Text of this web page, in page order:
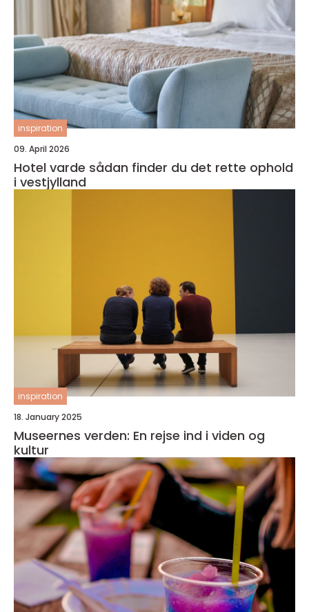
inspiration
09. April 2026
Hotel varde sådan finder du det rette ophold
i vestjylland
inspiration
18. January 2025
Museernes verden: En rejse ind i viden og
kultur